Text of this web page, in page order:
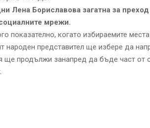
Лена Бориславова загатна за
мрежи.
показателно, когато избираемите
народен представител ще избере да
ще продължи занапред да бъде част от